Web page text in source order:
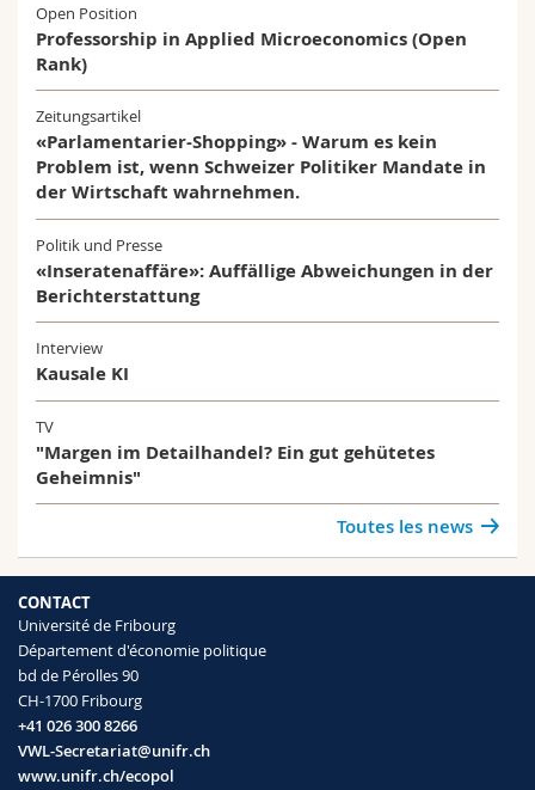
Open Position
Professorship in Applied Microeconomics (Open
Rank)
Zeitungsartikel
«Parlamentarier-Shopping» - Warum es kein
Problem ist, wenn Schweizer Politiker Mandate in
der Wirtschaft wahrnehmen.
Politik und Presse
«Inseratenaffäre»: Auffällige Abweichungen in der
Berichterstattung
Interview
Kausale KI
TV
"Margen im Detailhandel? Ein gut gehütetes
Geheimnis"
Toutes les news
CONTACT
Université de Fribourg
Département d'économie politique
bd de Pérolles 90
CH-1700 Fribourg
+41 026 300 8266
VWL-Secretariat@unifr.ch
www.unifr.ch/ecopol